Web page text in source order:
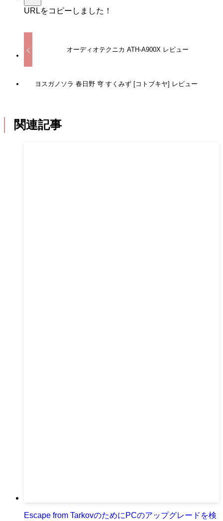
URLをコピーしました！
オーディオテクニカ ATH-A900X レビュー
ヨスガノソラ 春日野 穹 すくみず [コトブキヤ] レビュー
関連記事
Escape from TarkovのためにPCのアップグレードを検